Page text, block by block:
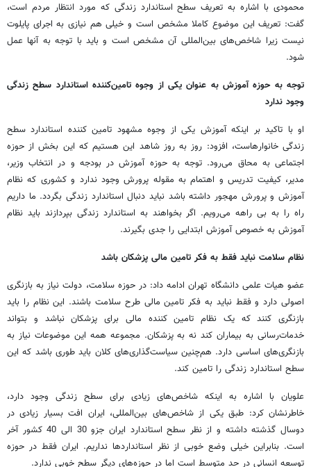
محمودی با اشاره به تعریف سطح استاندارد زندگی که مورد انتظار مردم است،
گفت: تعریف این موضوع کاملا مشخص است و خیلی هم نیازی به اجرای پایلوت
نیست زیرا شاخص‌های بین‌المللی آن مشخص است و باید با توجه به آنها عمل
شود.
توجه به حوزه آموزش به عنوان یکی از وجوه تامین‌کننده استاندارد سطح زندگی
وجود ندارد
او با تاکید بر اینکه آموزش یکی از وجوه مشهود تامین کننده استاندارد سطح
زندگی خانوارهاست، افزود: روز به روز شاهد این هستیم که این بخش از حوزه
اجتماعی به محاق می‌رود. توجه به حوزه آموزش در بودجه و در انتخاب وزیر،
مدیر، کیفیت تدریس و اهتمام به مقوله پرورش وجود ندارد و کشوری که نظام
آموزش و پرورش مهجور داشته باشد نباید دنبال استاندارد زندگی بگردد. ما داریم
راه را به بی راهه می‌رویم. اگر بخواهند به استاندارد زندگی بپردازند باید نظام
آموزش به خصوص آموزش ابتدایی را جدی بگیرند.
نظام سلامت نباید فقط به فکر تامین مالی پزشکان باشد
عضو هیات علمی دانشگاه تهران ادامه داد: در حوزه سلامت، دولت نیاز به بازنگری
اصولی دارد و فقط نباید به فکر تامین مالی طرح سلامت باشند. این نظام را باید
بازنگری کنند که یک نظام تامین کننده مالی برای پزشکان نباشد و بتواند
خدمات‌رسانی به بیماران کند نه به پزشکان. مجموعه همه این موضوعات نیاز به
بازنگری‌های اساسی دارد. هم‌چنین سیاست‌گذاری‌های کلان باید طوری باشد که این
سطح استاندارد زندگی را تامین کند.
علویان با اشاره به اینکه شاخص‌های زیادی برای سطح زندگی وجود دارد،
خاطرنشان کرد: طبق یکی از شاخص‌های بین‌المللی، ایران افت بسیار زیادی در
دوسال گذشته داشته و از نظر سطح استاندارد ایران جزو 30 الی 40 کشور آخر
است. بنابراین خیلی وضع خوبی از نظر استانداردها نداریم. ایران فقط در حوزه
توسعه انسانی در حد متوسط است اما در حوزه‌های دیگر سطح خوبی ندارد.